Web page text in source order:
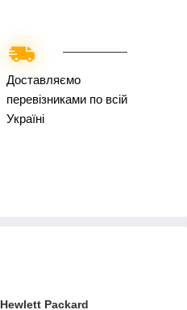
Доставляємо
перевізниками по всій
Україні
Hewlett Packard